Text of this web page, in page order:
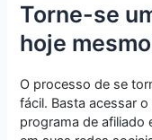
Torne-se
hoje
O processo de se
fácil. Basta acessar
programa de afiliado